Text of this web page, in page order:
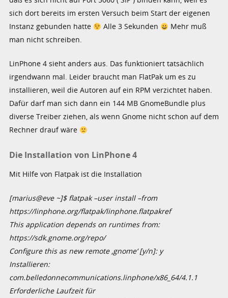
sich dort bereits im ersten Versuch beim Start der eigenen
Instanz gebunden hatte
Alle 3 Sekunden
Mehr muß
man nicht schreiben.
LinPhone 4 sieht anders aus. Das funktioniert tatsächlich
irgendwann mal. Leider braucht man FlatPak um es zu
installieren, weil die Autoren auf ein RPM verzichtet haben.
Dafür darf man sich dann ein 144 MB GnomeBundle plus
diverse Treiber ziehen, als wenn Gnome nicht schon auf dem
Rechner drauf wäre
Die Installation von LinPhone 4
Mit Hilfe von Flatpak ist die Installation
[marius@eve ~]$ flatpak –user install –from
https://linphone.org/flatpak/linphone.flatpakref
This application depends on runtimes from:
https://sdk.gnome.org/repo/
Configure this as new remote ‚gnome‘ [y/n]: y
Installieren:
com.belledonnecommunications.linphone/x86_64/4.1.1
Erforderliche Laufzeit für